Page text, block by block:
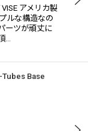
VISE アメリカ製
ルな構造なの
ーツが頑丈に
…
Tubes Base